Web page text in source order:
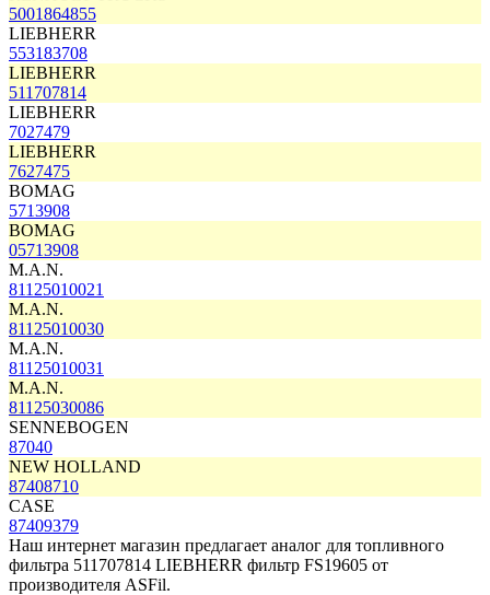
5001864855
LIEBHERR
553183708
LIEBHERR
511707814
LIEBHERR
7027479
LIEBHERR
7627475
BOMAG
5713908
BOMAG
05713908
M.A.N.
81125010021
M.A.N.
81125010030
M.A.N.
81125010031
M.A.N.
81125030086
SENNEBOGEN
87040
NEW HOLLAND
87408710
CASE
87409379
Наш интернет магазин предлагает аналог для топливного
фильтра 511707814 LIEBHERR фильтр FS19605 от
производителя ASFil.